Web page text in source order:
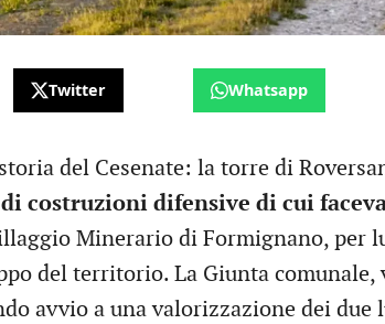
Twitter Whatsapp
del Cesenate: la torre di
costruzioni difensive di cui
Minerario di Formignano, per
del territorio. La Giunta comunale,
avvio a una valorizzazione dei